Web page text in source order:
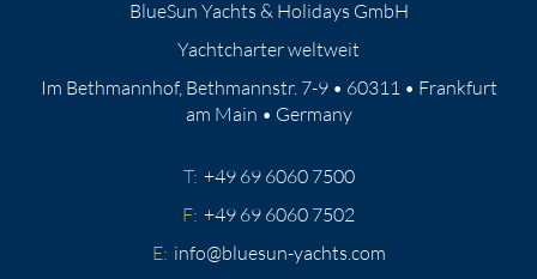
BlueSun Yachts & Holidays GmbH
Yachtcharter weltweit
Im Bethmannhof, Bethmannstr. 7-9 • 60311 • Frankfurt
am Main • Germany
T: +49 69 6060 7500
F: +49 69 6060 7502
E: info@bluesun-yachts.com